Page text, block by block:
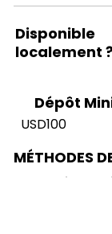
Disponible
localement
Dépôt
USD100
MÉTHODES